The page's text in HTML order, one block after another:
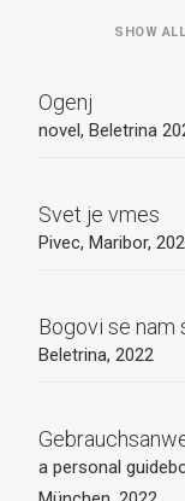
SHOW ALL
Ogenj
novel, Beletrina
Svet je vmes
Pivec, Maribor,
Bogovi se
Beletrina, 2022
a personal